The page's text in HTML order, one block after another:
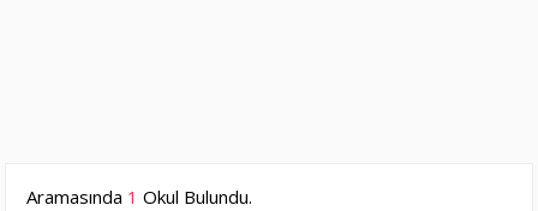
Aramasında 1 Okul Bulundu.